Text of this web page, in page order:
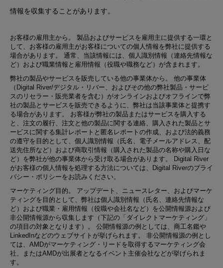
情報を収集することがあります。
お客様の雇用主から。
製品およびサービスを雇用主に提供する一環と
して、お客様の雇用主がお客様についての個人情報を弊社に提供する
場合があります。 通常、当該情報には、個人識別情報（連絡先情報な
ど）および​職業情報と雇用情報（役職や職務など）が含まれます。
弊社の製品やサービスを販売している他の事業体から。 他の事業体
（Digital River/デジタル・リバー、およびその他の弊社製品・サービ
スのリセラー・販売業者を含む）がオンラインおよびオフラインで弊
社の製品とサービスを販売できるように、弊社は当該事業体と提携す
る場合があります。 お客様が弊社の製品またはサービスを購入する
と、注文の履行、注文と他の製品に関する連絡、購入された製品とサ
ービスに関する集計レポートと匿名レポートの作成、および法的義務
の遵守を目的として、個人識別情報（氏名、電子メールアドレス、配
送先住所など）および商取引情報（購入された製品の名称や購入日な
ど）を弊社が他の事業体から受け取る場合があります。 Digital River
がお客様の個人情報を処理する方法については、Digital Riverのプライ
バシー・ポリシーをお読みください。
マーケティング目的。 アップデート、ニュースレター、およびマーケ
ティングを目的として、弊社は個人識別情報（氏名、連絡先情報な
ど）および職業・雇用情報（役職や会社名など）を公開情報源および
非公開情報源から収集します（下記の「ダイレクトマーケティング」
の項目の対象となります）。 公開情報源の例としては、商工名鑑や
LinkedInなどのウェブサイトが挙げられます。 非公開情報源の例とし
ては、AMDがマーケティング・リードを取得するマーケティング会
社、またはAMDが出展者となるイベント主催会社などが挙げられま
す。